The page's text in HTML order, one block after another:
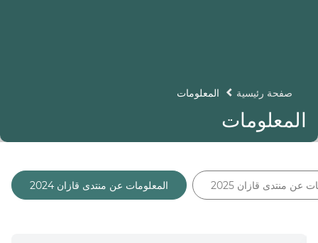
صفحة رئيسية المعلومات
المعلومات
المعلومات عن منتدى قازان 2024 عن منتدى قازان 2025